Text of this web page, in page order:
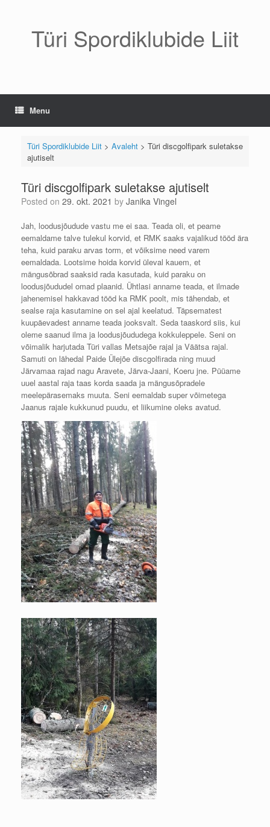
Türi Spordiklubide Liit
Menu
Türi Spordiklubide Liit> Avaleht> Türi discgolfipark suletakse
ajutiselt
Türi discgolfipark suletakse ajutiselt
Posted on 29. okt. 2021 by Janika Vingel
Jah, loodusjõudude vastu me ei saa. Teada oli, et peame
eemaldame talve tulekul korvid, et RMK saaks vajalikud tööd ära
teha, kuid paraku arvas torm, et võiksime need varem
eemaldada. Lootsime hoida korvid üleval kauem, et
mängusõbrad saaksid rada kasutada, kuid paraku on
loodusjõududel omad plaanid. Ühtlasi anname teada, et ilmade
jahenemisel hakkavad tööd ka RMK poolt, mis tähendab, et
sealse raja kasutamine on sel ajal keelatud. Täpsematest
kuupäevadest anname teada jooksvalt. Seda taaskord siis, kui
oleme saanud ilma ja loodusjõududega kokkuleppele. Seni on
võimalik harjutada Türi vallas Metsajõe rajal ja Väätsa rajal.
Samuti on lähedal Paide Ülejõe discgolfirada ning muud
Järvamaa rajad nagu Aravete, Järva-Jaani, Koeru jne. Püüame
uuel aastal raja taas korda saada ja mängusõpradele
meelepärasemaks muuta. Seni eemaldab super võimetega
Jaanus rajale kukkunud puudu, et liikumine oleks avatud.